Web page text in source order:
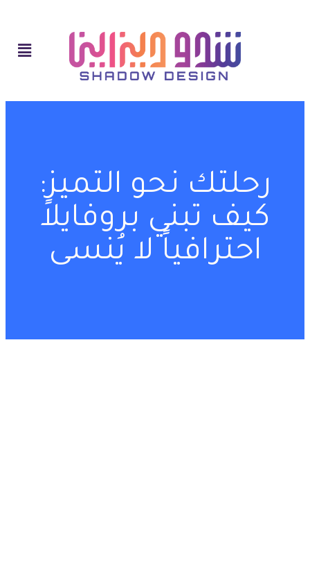
رحلتك نحو التميز:
كيف تبني بروفايلاً
احترافياً لا يُنسى